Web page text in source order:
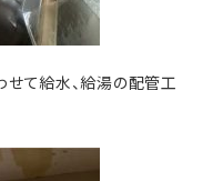
て給水、給湯の配管工